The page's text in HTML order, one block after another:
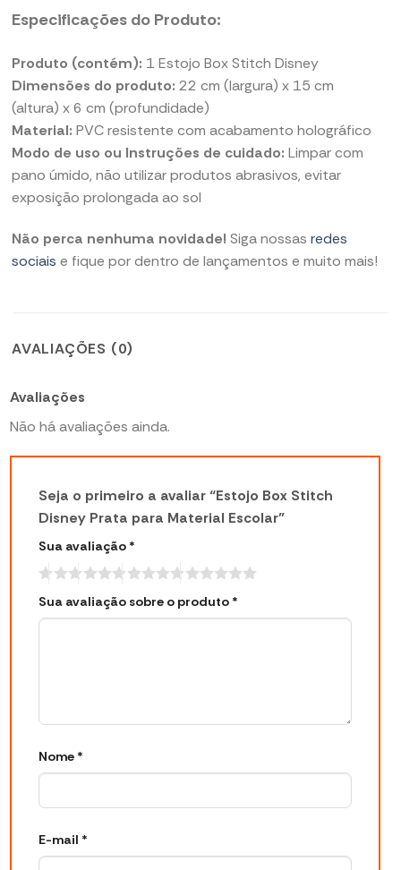
Especificações do Produto:
Produto (contém): 1 Estojo Box Stitch Disney
Dimensões do produto: 22 cm (largura) x 15 cm
(altura) x 6 cm (profundidade)
Material: PVC resistente com acabamento holográfico
Modo de uso ou Instruções de cuidado: Limpar com
pano úmido, não utilizar produtos abrasivos, evitar
exposição prolongada ao sol
Não perca nenhuma novidade! Siga nossas redes
sociais e fique por dentro de lançamentos e muito mais!
AVALIAÇÕES (0)
Avaliações
Não há avaliações ainda.
Seja o primeiro a avaliar “Estojo Box Stitch
Disney Prata para Material Escolar”
Sua avaliação *
Sua avaliação sobre o produto *
Nome *
E-mail *